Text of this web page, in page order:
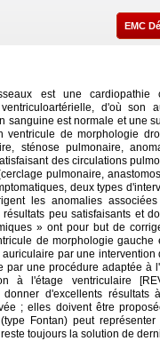
EMC
est une cardiopathie
d'où son
sanguine est normale et une
ventricule de morphologie
sténose pulmonaire,
des circulations
pulmonaire,
deux types
les anomalies
peu satisfaisants et
» ont pour but de
de morphologie
par une
par une procédure adaptée à
à l'étage ventriculaire
donner d'excellents
; elles doivent être
Fontan) peut
toujours la solution de